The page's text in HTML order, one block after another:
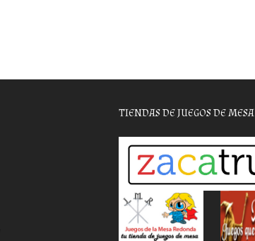
TIENDAS DE JUEGOS DE MESA